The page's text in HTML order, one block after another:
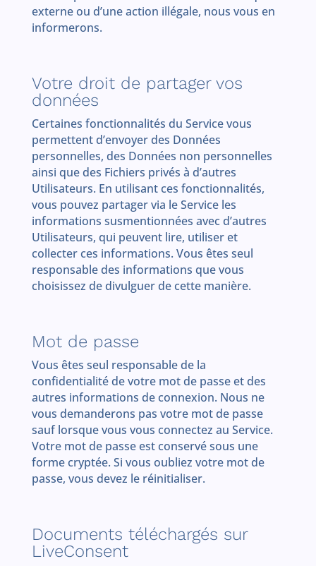
externe ou d’une action illégale, nous vous en
informerons.
Votre droit de partager vos
données
Certaines fonctionnalités du Service vous
permettent d’envoyer des Données
personnelles, des Données non personnelles
ainsi que des Fichiers privés à d’autres
Utilisateurs. En utilisant ces fonctionnalités,
vous pouvez partager via le Service les
informations susmentionnées avec d’autres
Utilisateurs, qui peuvent lire, utiliser et
collecter ces informations. Vous êtes seul
responsable des informations que vous
choisissez de divulguer de cette manière.
Mot de passe
Vous êtes seul responsable de la
confidentialité de votre mot de passe et des
autres informations de connexion. Nous ne
vous demanderons pas votre mot de passe
sauf lorsque vous vous connectez au Service.
Votre mot de passe est conservé sous une
forme cryptée. Si vous oubliez votre mot de
passe, vous devez le réinitialiser.
Documents téléchargés sur
LiveConsent